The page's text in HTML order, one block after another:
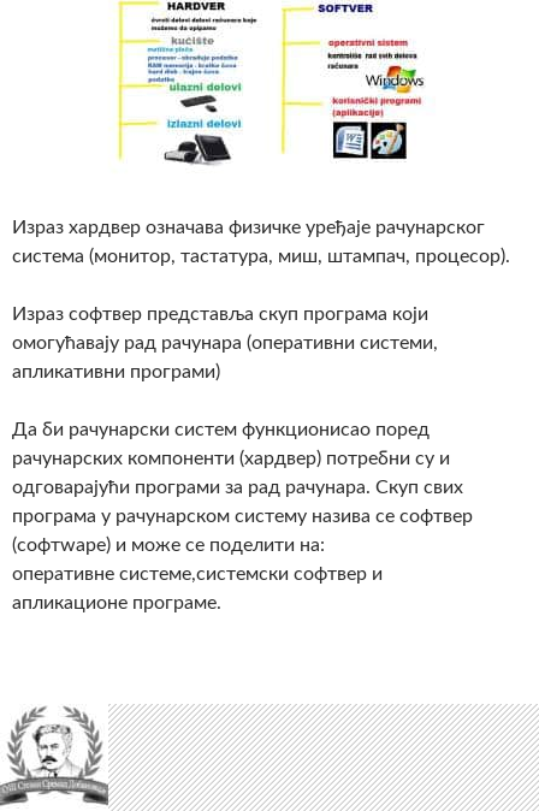
Израз хардвер означава физичке уређаје рачунарског
система (монитор, тастатура, миш, штампач, процесор).
Израз софтвер представља скуп програма који
омогућавају рад рачунара (оперативни системи,
апликативни програми)
Да би рачунарски систем функционисао поред
рачунарских компоненти (хардвер) потребни су и
одговарајући програми за рад рачунара. Скуп свих
програма у рачунарском систему назива се софтвер
(софтwаре) и може се поделити на:
оперативне системе,системски софтвер и
апликационе програме.